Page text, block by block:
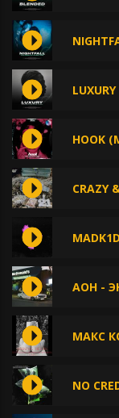
HOOK
CRAZY
AOH -
МАКС
NO